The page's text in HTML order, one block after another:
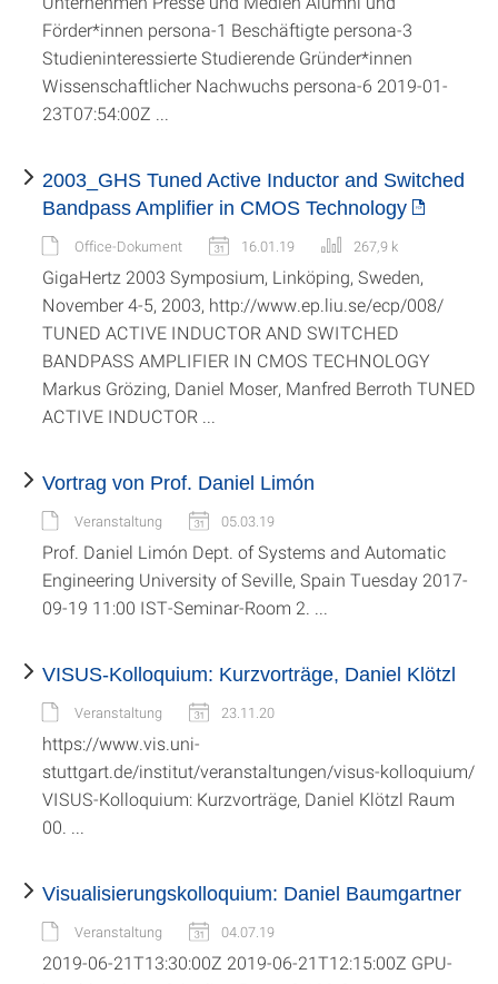
Förder*innen persona-1 Beschäftigte persona-3
Studieninteressierte Studierende Gründer*innen
Wissenschaftlicher Nachwuchs persona-6 2019-01-
23T07:54:00Z ...
2003_GHS Tuned Active Inductor and Switched
Bandpass Amplifier in CMOS Technology
Office-Dokument 16.01.19 267,9 k
GigaHertz 2003 Symposium, Linköping, Sweden,
November 4-5, 2003, http://www.ep.liu.se/ecp/008/
TUNED ACTIVE INDUCTOR AND SWITCHED
BANDPASS AMPLIFIER IN CMOS TECHNOLOGY
Markus Grözing, Daniel Moser, Manfred Berroth TUNED
ACTIVE INDUCTOR ...
Vortrag von Prof. Daniel Limón
Veranstaltung 05.03.19
Prof. Daniel Limón Dept. of Systems and Automatic
Engineering University of Seville, Spain Tuesday 2017-
09-19 11:00 IST-Seminar-Room 2. ...
VISUS-Kolloquium: Kurzvorträge, Daniel Klötzl
Veranstaltung 23.11.20
https://www.vis.uni-
stuttgart.de/institut/veranstaltungen/visus-kolloquium/
VISUS-Kolloquium: Kurzvorträge, Daniel Klötzl Raum
00. ...
Visualisierungskolloquium: Daniel Baumgartner
Veranstaltung 04.07.19
2019-06-21T13:30:00Z 2019-06-21T12:15:00Z GPU-